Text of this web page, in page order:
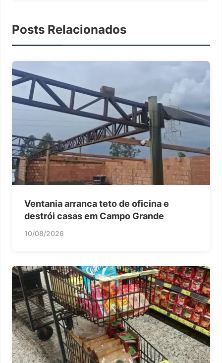
Posts Relacionados
Ventania arranca teto de oficina e
destrói casas em Campo Grande
10/08/2026